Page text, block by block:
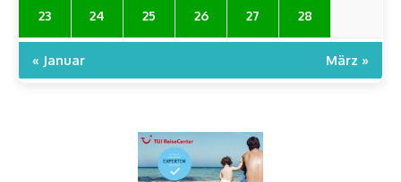
23 24 25 26 27 28
« Januar März »